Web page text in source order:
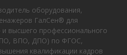
оборудования,
ГалСен® для
и высшего профессионального
ВПО, ДПО) по ФГОС,
квалификации кадров